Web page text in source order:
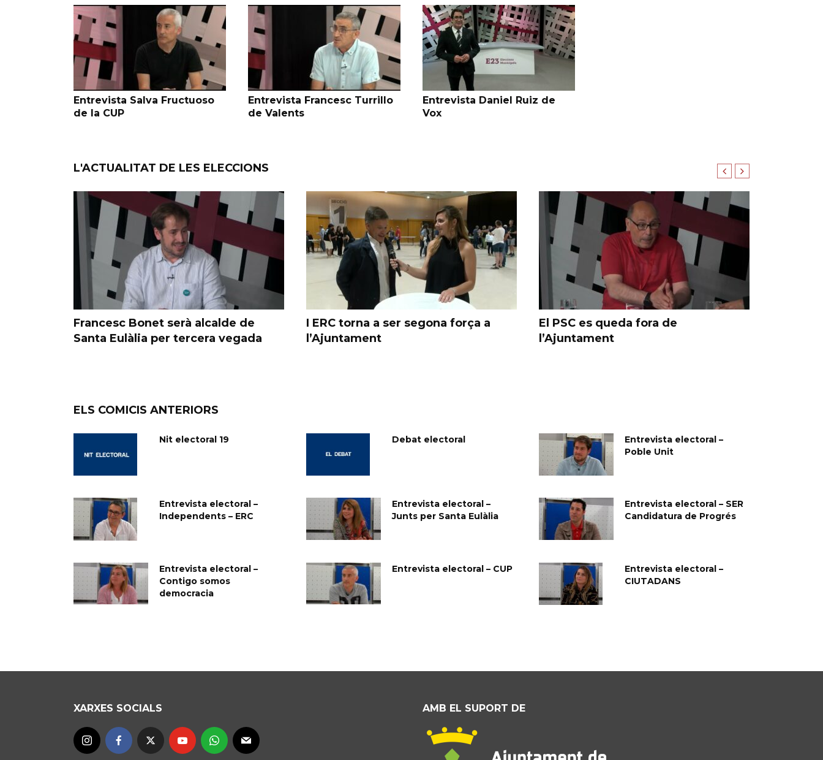
Entrevista Salva Fructuoso
de la CUP
Entrevista Francesc Turrillo
de Valents
Entrevista Daniel Ruiz de
Vox
L'ACTUALITAT DE LES ELECCIONS
Francesc Bonet serà alcalde de
Santa Eulàlia per tercera vegada
I ERC torna a ser segona força a
l’Ajuntament
El PSC es queda fora de
l’Ajuntament
ELS COMICIS ANTERIORS
Nit electoral 19 Debat electoral
Entrevista electoral –
Poble Unit
Entrevista electoral –
Independents – ERC
Entrevista electoral –
Junts per Santa Eulàlia
Entrevista electoral – SER
Candidatura de Progrés
Entrevista electoral –
Contigo somos
democracia
Entrevista electoral – CUP
Entrevista electoral –
CIUTADANS
XARXES SOCIALS AMB EL SUPORT DE